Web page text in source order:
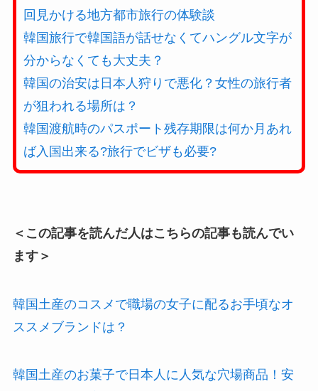
回見かける地方都市旅行の体験談
韓国旅行で韓国語が話せなくてハングル文字が
分からなくても大丈夫？
韓国の治安は日本人狩りで悪化？女性の旅行者
が狙われる場所は？
韓国渡航時のパスポート残存期限は何か月あれ
ば入国出来る?旅行でビザも必要?
＜この記事を読んだ人はこちらの記事も読んでい
ます＞
韓国土産のコスメで職場の女子に配るお手頃なオ
ススメブランドは？
韓国土産のお菓子で日本人に人気な穴場商品！安